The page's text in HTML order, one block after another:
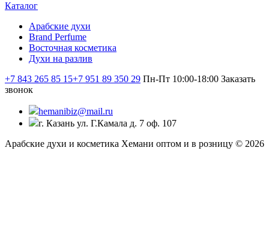
Каталог
Арабские духи
Brand Perfume
Восточная косметика
Духи на разлив
+7 843 265 85 15+7 951 89 350 29 Пн-Пт 10:00-18:00 Заказать
звонок
hemanibiz@mail.ru
г. Казань ул. Г.Камала д. 7 оф. 107
Арабские духи и косметика Хемани оптом и в розницу © 2026